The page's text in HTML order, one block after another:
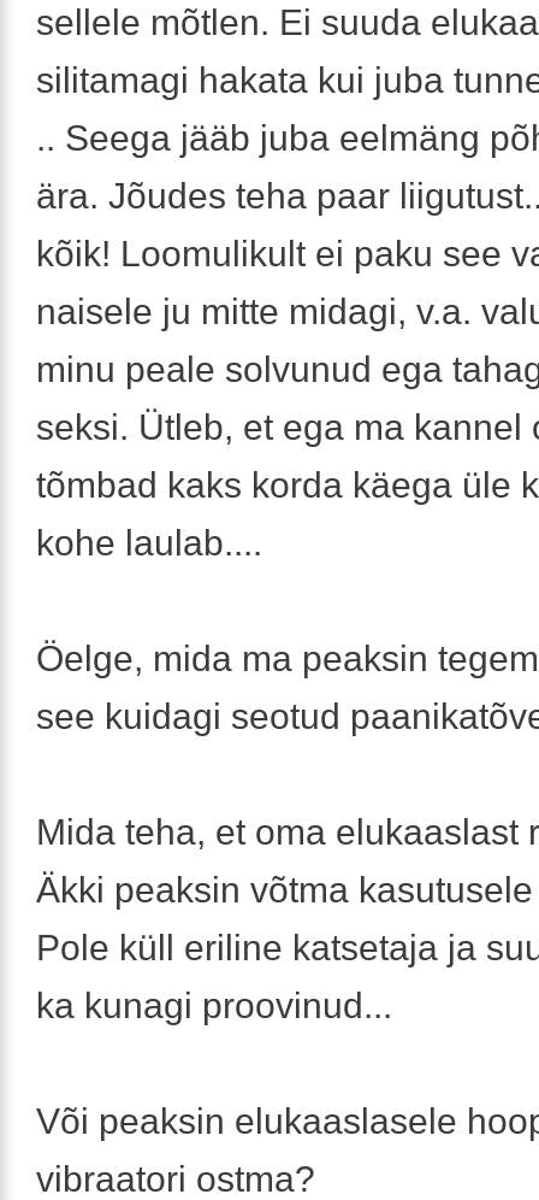
sellele mõtlen. Ei suuda
silitamagi hakata kui juba
.. Seega jääb juba eelmäng
ära. Jõudes teha paar
kõik! Loomulikult ei paku see
naisele ju mitte midagi, v.a.
minu peale solvunud ega
seksi. Ütleb, et ega ma kannel
tõmbad kaks korda käega üle
kohe laulab....
Öelge, mida ma peaksin
see kuidagi seotud
Mida teha, et oma elukaaslast
Äkki peaksin võtma
Pole küll eriline katsetaja ja
ka kunagi proovinud...
Või peaksin elukaaslasele
vibraatori ostma?